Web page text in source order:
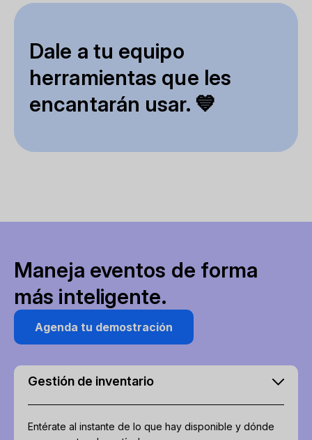
Dale a tu equipo
herramientas que les
encantarán usar. 💙
Maneja eventos de forma
más inteligente.
Agenda tu demostración
Gestión de inventario
Entérate al instante de lo que hay disponible y dónde